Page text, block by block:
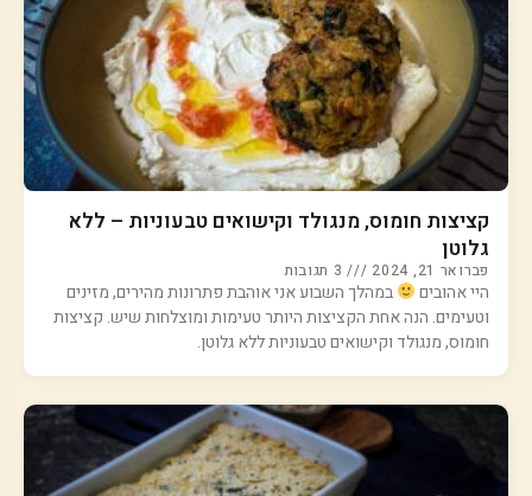
קציצות חומוס, מנגולד וקישואים טבעוניות – ללא
גלוטן
פברואר 21, 2024 3 תגובות
היי אהובים
במהלך השבוע אני אוהבת פתרונות מהירים, מזינים
וטעימים. הנה אחת הקציצות היותר טעימות ומוצלחות שיש. קציצות
חומוס, מנגולד וקישואים טבעוניות ללא גלוטן.